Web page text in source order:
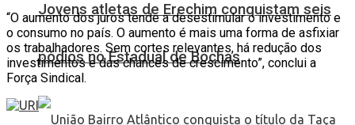
Jovens atletas de Erechim conquistam seis
pódios no Estadual de Bochas
“O aumento dos juros tende a desestimular o investimento e
o consumo no país. O aumento é mais uma forma de asfixiar
os trabalhadores. Sem cortes relevantes, há redução dos
investimentos e das chances de crescimento”, conclui a
Força Sindical.